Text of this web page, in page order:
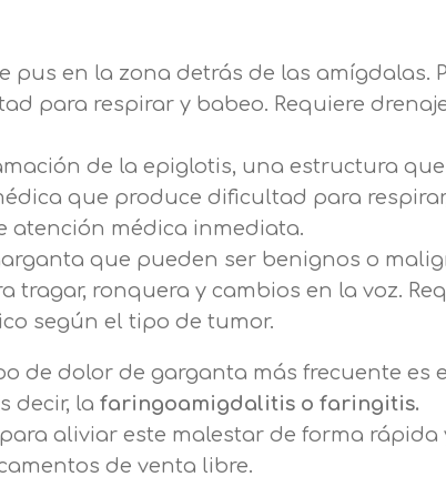
pus en la zona detrás de las amígdalas.
para respirar y babeo. Requiere
de la epiglotis, una estructura que
que produce dificultad para
atención médica inmediata.
que pueden ser benignos o
ronquera y cambios en la voz.
según el tipo de tumor.
de dolor de garganta más frecuente es
decir, la faringoamigdalitis o faringitis.
aliviar este malestar de forma rápida
de venta libre.
información
básica sobre Protección de Datos .
aquí
EUROINNOVA BUSINESS SCHOOL,
de privacidad
mejorar nuestros servicios relacionados
caso de que rechace las cookies, no
de nuestra página web.